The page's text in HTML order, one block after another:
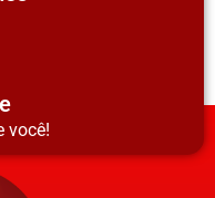
você!